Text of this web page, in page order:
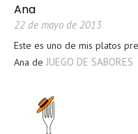
Ana
22 de mayo de 2013
Este es uno de mis platos
Ana deJUEGO DE SABORES